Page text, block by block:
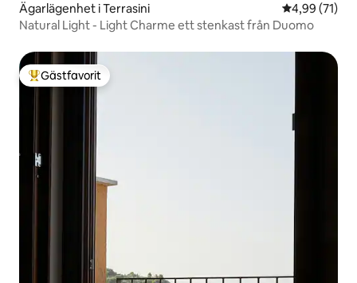
Ägarlägenhet i Terrasini 4,99 av 5 i
4,99 (71)
Natural Light - Light Charme ett stenkast från Duomo
Populär gästfavorit
Gästfavorit